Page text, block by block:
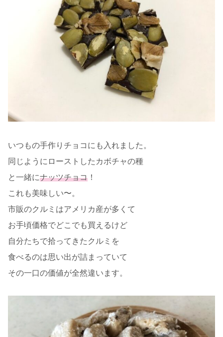
いつもの手作りチョコにも入れました。
同じようにローストしたカボチャの種
と一緒にナッツチョコ ！
これも美味しい〜。
市販のクルミはアメリカ産が多くて
お手頃価格でどこでも買えるけど
自分たちで拾ってきたクルミを
食べるのは思い出が詰まっていて
その一口の価値が全然違います。